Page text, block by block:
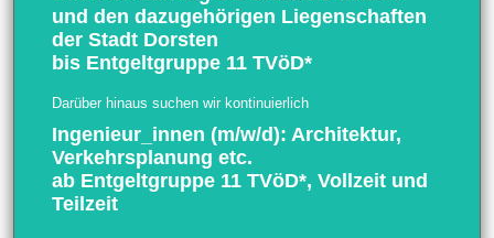
und den dazugehörigen Liegenschaften
der Stadt Dorsten
bis Entgeltgruppe 11 TVöD*
Darüber hinaus suchen wir kontinuierlich
Ingenieur_innen (m/w/d): Architektur,
Verkehrsplanung etc.
ab Entgeltgruppe 11 TVöD*, Vollzeit und
Teilzeit